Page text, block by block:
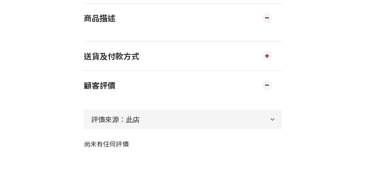
商品描述
送貨及付款方式
顧客評價
尚未有任何評價